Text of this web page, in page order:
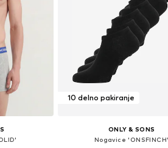
10 delno pakiranje
ONLY & SONS
Nogavice 'ONSFINCH'